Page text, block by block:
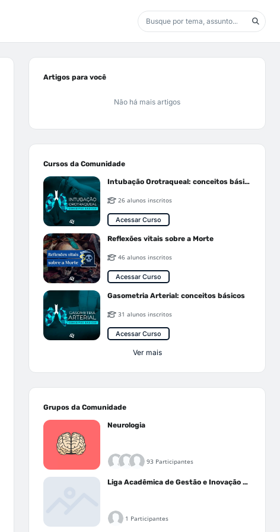
Artigos para você
Não há mais artigos
Cursos da Comunidade
Intubação Orotraqueal: conceitos básicos
26 alunos inscritos
Acessar Curso
Reflexões vitais sobre a Morte
46 alunos inscritos
Acessar Curso
Gasometria Arterial: conceitos básicos
31 alunos inscritos
Acessar Curso
Ver mais
Grupos da Comunidade
Neurologia
93 Participantes
Liga Acadêmica de Gestão e Inovação Médica - LAGIM
1 Participantes